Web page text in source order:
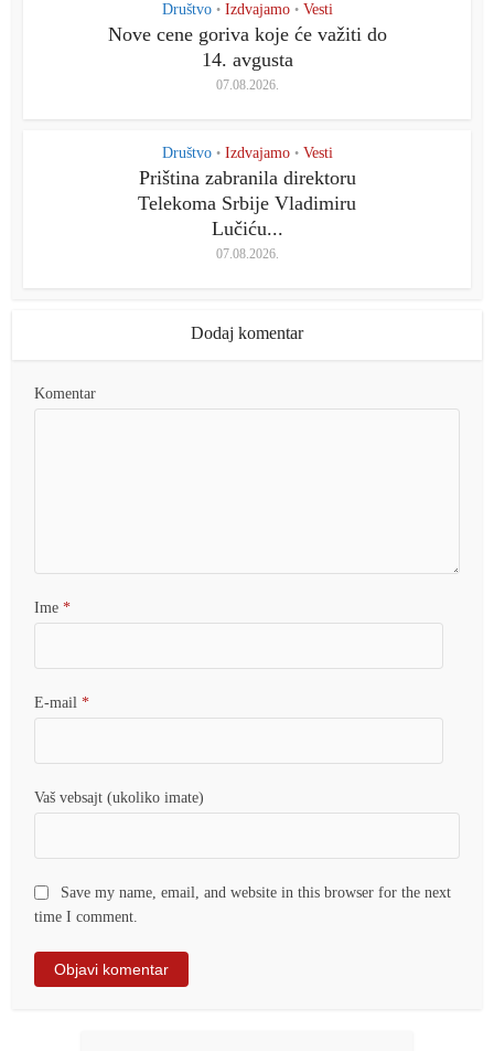
Društvo • Izdvajamo • Vesti
Nove cene goriva koje će važiti do
14. avgusta
07.08.2026.
Društvo • Izdvajamo • Vesti
Priština zabranila direktoru
Telekoma Srbije Vladimiru
Lučiću...
07.08.2026.
Dodaj komentar
Komentar
Ime*
E-mail*
Vaš vebsajt (ukoliko imate)
Save my name, email, and website in this browser for the next
time I comment.